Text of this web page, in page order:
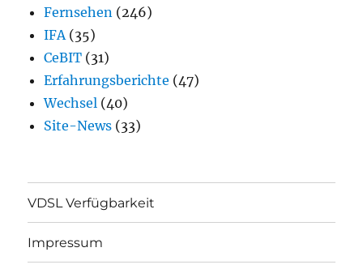
Fernsehen (246)
IFA(35)
CeBIT (31)
Erfahrungsberichte (47)
Wechsel (40)
Site-News (33)
VDSL Verfügbarkeit
Impressum